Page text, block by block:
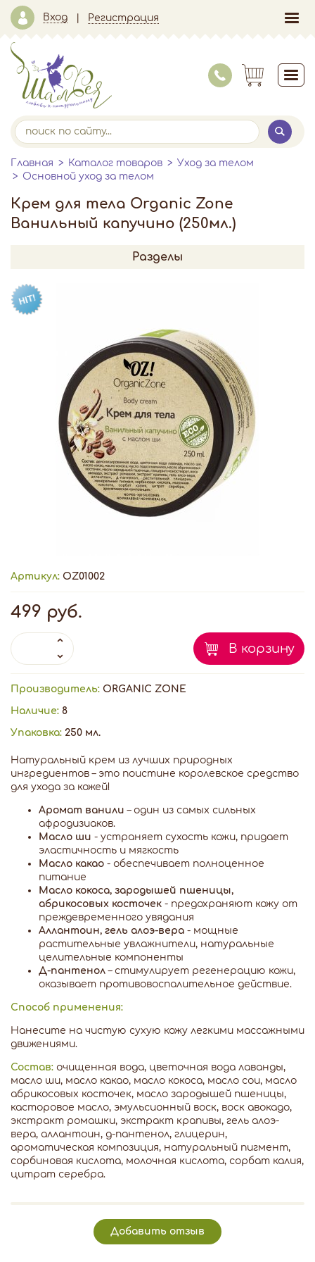
Вход Регистрация
Главная Каталог товаров
Уход за телом
Основной уход за телом
Крем для тела Organic Zone
Ванильный капучино (250мл.)
Разделы
Артикул: OZ01002
499 руб.
В корзину
Производитель: ORGANIC ZONE
Наличие: 8
Упаковка: 250 мл.
Натуральный крем из лучших природных
ингредиентов – это поистине королевское средство
для ухода за кожей!
Аромат ванили – один из самых сильных
афродизиаков.
Масло ши - устраняет сухость кожи, придает
эластичность и мягкость
Масло какао - обеспечивает полноценное
питание
Масло кокоса, зародышей пшеницы,
абрикосовых косточек - предохраняют кожу от
преждевременного увядания
Аллантоин, гель алоэ-вера - мощные
растительные увлажнители, натуральные
целительные компоненты
Д-пантенол – стимулирует регенерацию кожи,
оказывает противовоспалительное действие.
Способ применения:
Нанесите на чистую сухую кожу легкими массажными
движениями.
Состав: очищенная вода, цветочная вода лаванды,
масло ши, масло какао, масло кокоса, масло сои, масло
абрикосовых косточек, масло зародышей пшеницы,
касторовое масло, эмульсионный воск, воск авокадо,
экстракт ромашки, экстракт крапивы, гель алоэ-
вера, аллантоин, д-пантенол, глицерин,
ароматическая композиция, натуральный пигмент,
сорбиновая кислота, молочная кислота, сорбат калия,
цитрат серебра.
Добавить отзыв